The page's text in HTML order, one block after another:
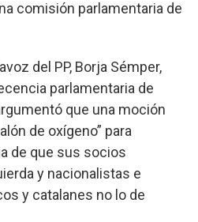
comisión parlamentaria de
del PP, Borja Sémper,
parlamentaria de
que una moción
de oxígeno” para
de que sus socios
y nacionalistas e
y catalanes no lo de